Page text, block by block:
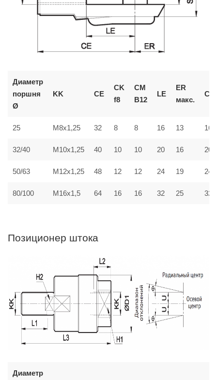
Диаметр
поршня
Ø
KK CE
CK
f8
CM
B12
LE
ER
макс.
CL
25 M8x1,25 32 8 8 16 13 16
32/40 M10x1,25 40 10 10 20 16 20
50/63 M12x1,25 48 12 12 24 19 24
80/100 M16x1,5 64 16 16 32 25 32
Позиционер штока
Диаметр